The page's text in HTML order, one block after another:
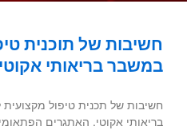
חשיבות של תוכנית
במשבר בריאותי אקוטי
חשיבות של תכנית טיפול
בריאותי אקוטי. האתגרים